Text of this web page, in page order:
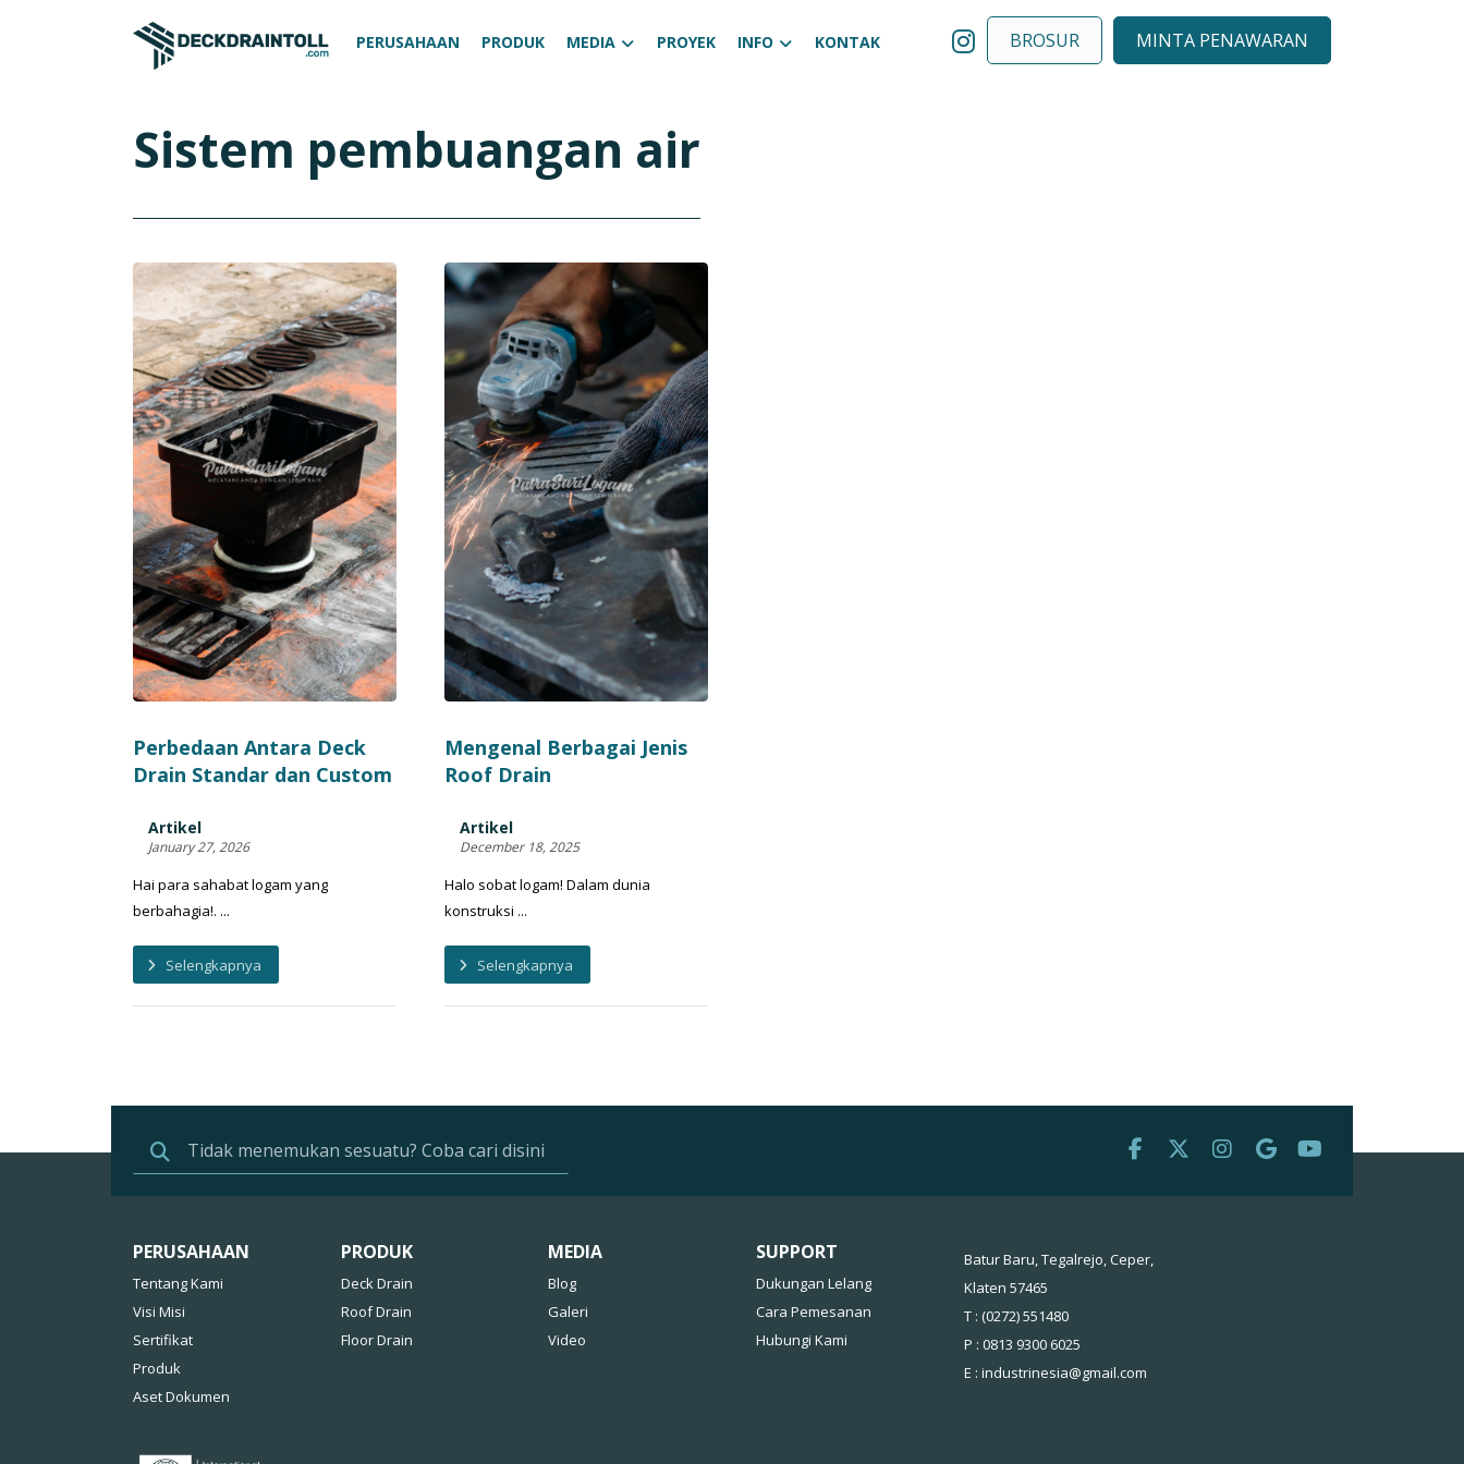
PERUSAHAAN PRODUK MEDIA PROYEK INFO KONTAK MINTA PENAWARAN
BROSUR
Sistem pembuangan air
Perbedaan Antara Deck
Drain Standar dan Custom
Artikel
January 27, 2026
Hai para sahabat logam yang
berbahagia!. ...
Selengkapnya
Mengenal Berbagai Jenis
Roof Drain
Artikel
December 18, 2025
Halo sobat logam! Dalam dunia
konstruksi ...
Selengkapnya
PERUSAHAAN
Tentang Kami
Visi Misi
Sertifikat
Produk
Aset Dokumen
PRODUK
Deck Drain
Roof Drain
Floor Drain
MEDIA
Blog
Galeri
Video
SUPPORT
Dukungan Lelang
Cara Pemesanan
Hubungi Kami
Batur Baru, Tegalrejo, Ceper,
Klaten 57465
T : (0272) 551480
P : 0813 9300 6025
E : industrinesia@gmail.com